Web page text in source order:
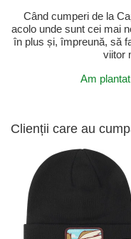
Când cumperi de la
acolo unde sunt cei mai
în plus și, împreună, să
viitor
Am
Clienții care au